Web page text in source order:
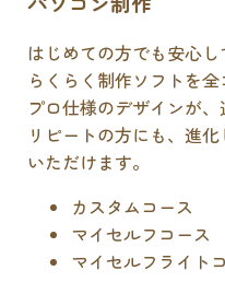
はじめての方でも安心し
らくらく制作ソフトを全
プロ仕様のデザインが、
リピートの方にも、進
いただけます。
カスタムコース
マイセルフコース
マイセルフライト